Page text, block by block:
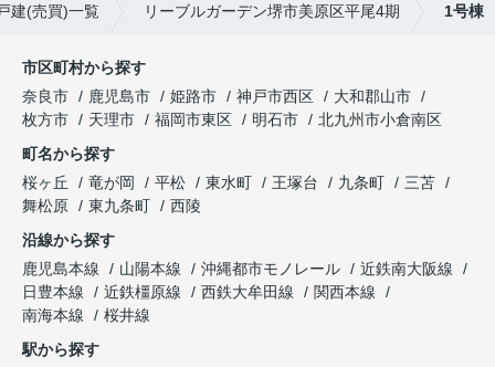
建(売買)一覧 リーブルガーデン堺市美原区平尾4期 1号棟
市区町村から探す
奈良市
鹿児島市 姫路市 神戸市西区
大和郡山市
枚方市
天理市 福岡市東区 明石市
北九州市小倉南区
町名から探す
桜ヶ丘
竜が岡 平松 東水町 王塚台 九条町
三苫
舞松原
東九条町
西陵
沿線から探す
鹿児島本線
山陽本線 沖縄都市モノレール
近鉄南大阪線
日豊本線
近鉄橿原線 西鉄大牟田線
関西本線
南海本線
桜井線
駅から探す